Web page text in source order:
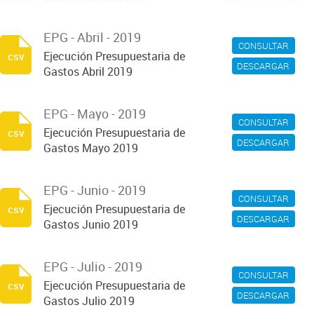
CONSULTAR
DESCARGAR
EPG - Abril - 2019
Ejecución Presupuestaria de
Gastos Abril 2019
csv
CONSULTAR
DESCARGAR
EPG - Mayo - 2019
Ejecución Presupuestaria de
Gastos Mayo 2019
csv
CONSULTAR
DESCARGAR
EPG - Junio - 2019
Ejecución Presupuestaria de
Gastos Junio 2019
csv
CONSULTAR
DESCARGAR
EPG - Julio - 2019
Ejecución Presupuestaria de
Gastos Julio 2019
csv